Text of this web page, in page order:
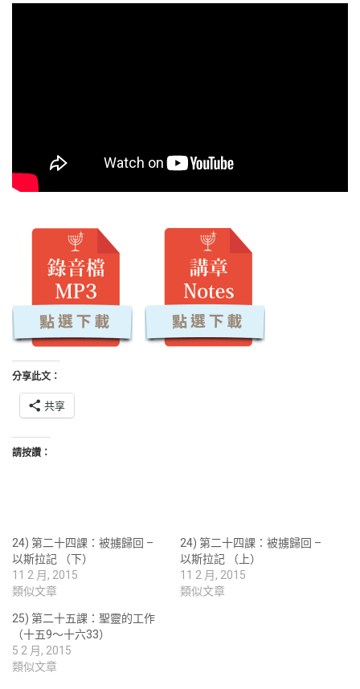
分享此文：
共享
請按讚：
24) 第二十四課：被擄歸回 –
以斯拉記 （下）
11 2 月, 2015
類似文章
24) 第二十四課：被擄歸回 –
以斯拉記 （上）
11 2 月, 2015
類似文章
25) 第二十五課：聖靈的工作
（十五9～十六33）
5 2 月, 2015
類似文章